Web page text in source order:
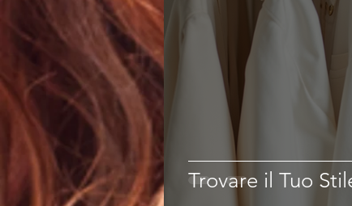
Trovare il Tuo